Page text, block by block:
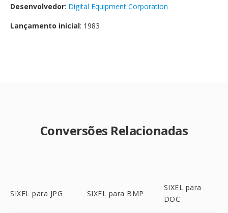
Desenvolvedor: Digital Equipment Corporation
Lançamento inicial: 1983
Conversões Relacionadas
SIXEL para JPG SIXEL para BMP
SIXEL para
DOC